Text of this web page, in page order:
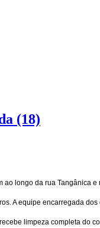
(18)
longo da rua Tangânica
A equipe encarregada
limpeza completa do